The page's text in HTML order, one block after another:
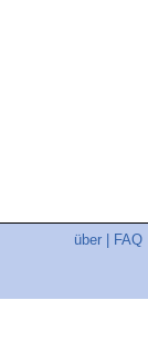
über FAQ